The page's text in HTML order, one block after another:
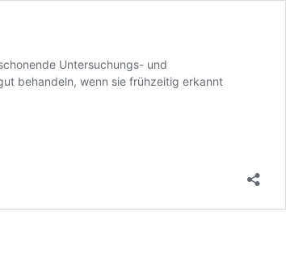
Untersuchungs- und
behandeln, wenn sie frühzeitig erkannt